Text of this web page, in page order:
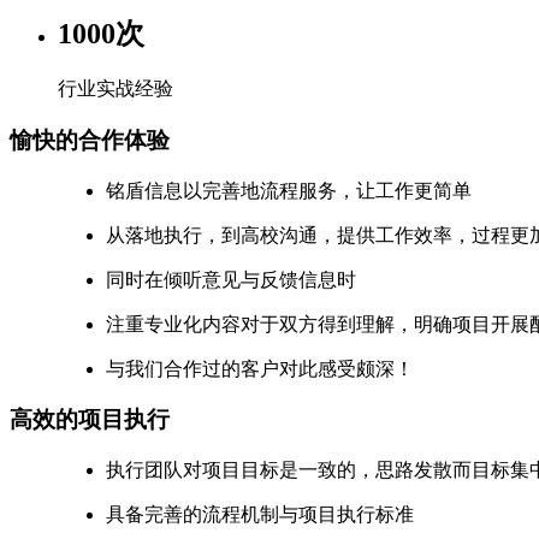
1000次
行业实战经验
愉快的合作体验
铭盾信息以完善地流程服务，让工作更简单
从落地执行，到高校沟通，提供工作效率，过程更
同时在倾听意见与反馈信息时
注重专业化内容对于双方得到理解，明确项目开展
与我们合作过的客户对此感受颇深！
高效的项目执行
执行团队对项目目标是一致的，思路发散而目标集
具备完善的流程机制与项目执行标准